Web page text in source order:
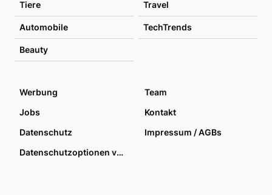
Tiere Travel
Automobile TechTrends
Beauty
Werbung
Team
Jobs
Kontakt
Datenschutz
Impressum / AGBs
Datenschutzoptionen verwalten